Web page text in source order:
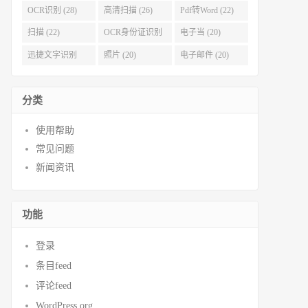
OCR识别 (28) 高清扫描 (26) Pdf转Word (22)
扫描 (22) OCR身份证识别
(21)
电子当 (20)
迅捷文字识别 照片 (20) 电子邮件 (20)
分类
使用帮助
常见问题
新闻资讯
功能
登录
条目feed
评论feed
WordPress.org